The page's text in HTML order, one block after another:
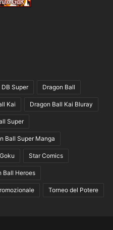
DB Super Dragon Ball
Kai Dragon Ball Kai Bluray
Super
Ball Super Manga
Star Comics
Ball Heroes
Torneo del Potere